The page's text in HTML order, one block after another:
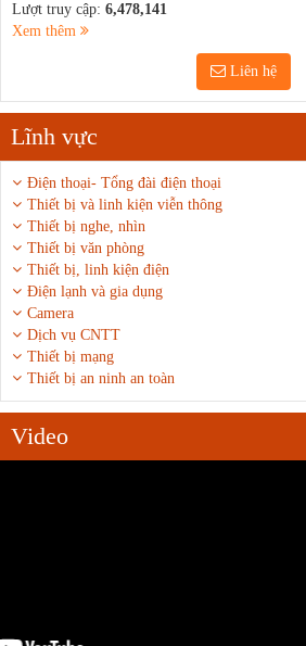
Lượt truy cập: 6,478,141
Xem thêm
Liên hệ
Lĩnh vực
Điện thoại- Tổng đài điện thoại
Thiết bị và linh kiện viễn thông
Thiết bị nghe, nhìn
Thiết bị văn phòng
Thiết bị, linh kiện điện
Điện lạnh và gia dụng
Camera
Dịch vụ CNTT
Thiết bị mạng
Thiết bị an ninh an toàn
Video